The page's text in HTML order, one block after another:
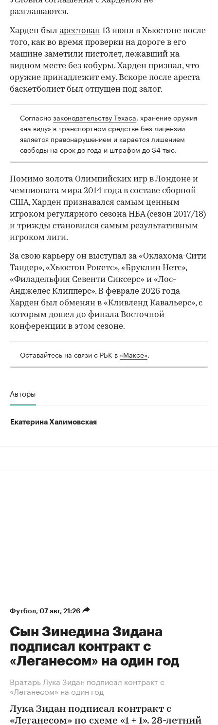
разглашаются.
Харден был арестован 13 июня в Хьюстоне после
того, как во время проверки на дороге в его
машине заметили пистолет, лежавший на
видном месте без кобуры. Харден признал, что
оружие принадлежит ему. Вскоре после ареста
баскетболист был отпущен под залог.
Согласнозаконодательству Техаса, хранение оружия
«на виду» в транспортном средстве без лицензии
является правонарушением и карается лишением
свободы на срок до года и штрафом до $4 тыс.
Помимо золота Олимпийских игр в Лондоне и
чемпионата мира 2014 года в составе сборной
США, Харден признавался самым ценным
игроком регулярного сезона НБА (сезон 2017/18)
и трижды становился самым результативным
игроком лиги.
За свою карьеру он выступал за «Оклахома-Сити
Тандер», «Хьюстон Рокетс», «Бруклин Нетс»,
«Филадельфия Севенти Сиксерс» и «Лос-
Анджелес Клипперс». В феврале 2026 года
Харден был обменян в «Кливленд Кавальерс», с
которым дошел до финала Восточной
конференции в этом сезоне.
Оставайтесь на связи с РБК в «Максе».
Авторы
Екатерина Халимовская
Футбол⁠, 07 авг, 21:26
Сын Зинедина Зидана
подписал контракт с
«Леганесом» на один год
Вратарь Лука Зидан подписал контракт с
«Леганесом» на один год
Лука Зидан подписал контракт с
«Леганесом» по схеме «1 + 1». 28-летний